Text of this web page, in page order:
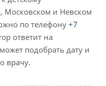
Московском и Невском
по телефону +7
ответит на
подобрать дату и
врачу.